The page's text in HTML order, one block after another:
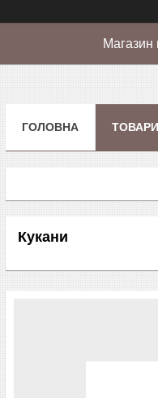
ГОЛОВНА
Кукани